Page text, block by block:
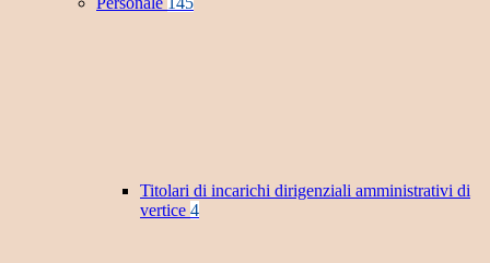
Titolari di incarichi dirigenziali amministrativi di
vertice 4